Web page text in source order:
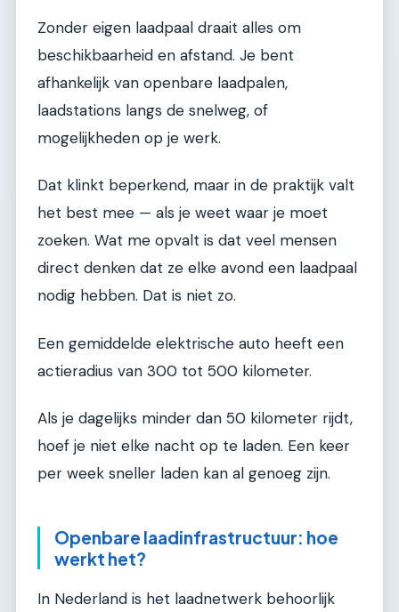
Zonder eigen laadpaal draait alles om
beschikbaarheid en afstand. Je bent
afhankelijk van openbare laadpalen,
laadstations langs de snelweg, of
mogelijkheden op je werk.
Dat klinkt beperkend, maar in de praktijk valt
het best mee — als je weet waar je moet
zoeken. Wat me opvalt is dat veel mensen
direct denken dat ze elke avond een laadpaal
nodig hebben. Dat is niet zo.
Een gemiddelde elektrische auto heeft een
actieradius van 300 tot 500 kilometer.
Als je dagelijks minder dan 50 kilometer rijdt,
hoef je niet elke nacht op te laden. Een keer
per week sneller laden kan al genoeg zijn.
Openbare laadinfrastructuur: hoe
werkt het?
In Nederland is het laadnetwerk behoorlijk